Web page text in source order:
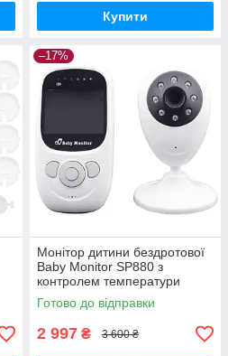
Купити
–17%
Монітор дитини бездротової
Baby Monitor SP880 з
контролем температури
GoodPlace -worry-free-
shopping-
Готово до відправки
2 997 ₴ 3 600 ₴